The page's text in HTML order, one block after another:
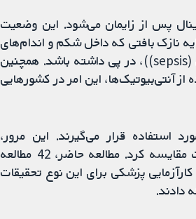
پس از زایمان می‌شود. این وضعیت
نازک بافتی که داخل شکم و اندام‌های
شکمی را می‌پوشاند (پریتونیت (peritonitis)) و التهاب کل بدن (سپسیس (sepsis))، در پی داشته باشد. همچنین
آنتی‌بیوتیک‌ها، این امر در کشورهایی
استفاده قرار می‌گیرند. این مرور،
آنتی‌بیوتیک‌ها، مسیرهای تجویز و دوزهای مختلف را برای درمان اندومتریت مقایسه کرد. مطالعه حاضر، 42 مطالعه
پزشکی برای این نوع تحقیقات